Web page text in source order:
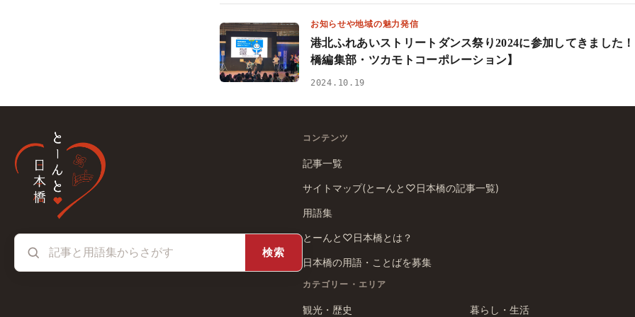
お知らせや地域の魅力発信
港北ふれあいストリートダンス祭り2024に参加してきました
橋編集部・ツカモトコーポレーション】
2024.10.19
検索
コンテンツ
記事一覧
サイトマップ(とーんと♡日本橋の記事一覧)
用語集
とーんと♡日本橋とは？
日本橋の用語・ことばを募集
カテゴリー・エリア
観光・歴史 暮らし・生活